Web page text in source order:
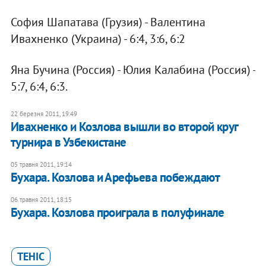
София Шапатава (Грузия) - Валентина
Ивахненко (Украина) - 6:4, 3:6, 6:2
Яна Бучина (Россия) - Юлия Калабина (Россия) -
5:7, 6:4, 6:3.
22 березня 2011, 19:49
Ивахненко и Козлова вышли во второй круг
турнира в Узбекистане
05 травня 2011, 19:14
Бухара. Козлова и Арефьева побеждают
06 травня 2011, 18:15
Бухара. Козлова проиграла в полуфинале
ТЕНІС